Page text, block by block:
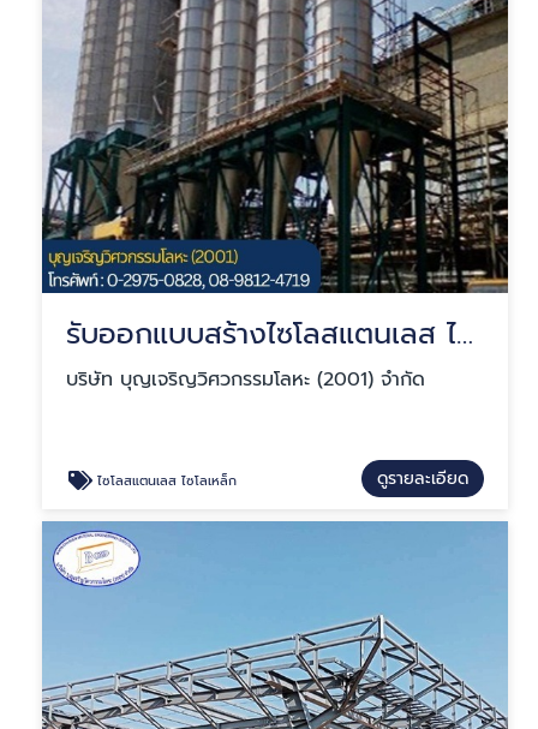
รับออกแบบสร้างไซโลสแตนเลส ไซโลเหล็ก
บริษัท บุญเจริญวิศวกรรมโลหะ (2001) จำกัด
ไซโลสแตนเลส ไซโลเหล็ก ดูรายละเอียด